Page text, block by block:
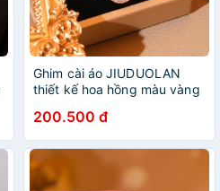
Ghim cài áo JIUDUOLAN
thiết kế hoa hồng màu vàng
dành cho nữ
200.500 đ